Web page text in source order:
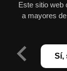
Este sitio web
a mayores
Sí,